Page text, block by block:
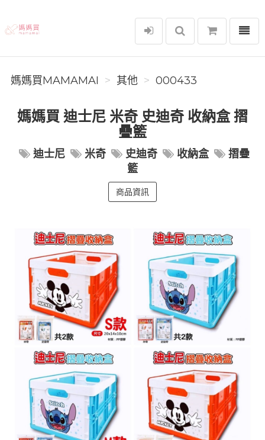
媽媽買MAMAMAI
選單
媽媽買MAMAMAI 其他 000433
媽媽買 迪士尼 米奇 史迪奇 收納盒 摺
疊籃
迪士尼 米奇 史迪奇 收納盒
摺疊
籃
商品資訊